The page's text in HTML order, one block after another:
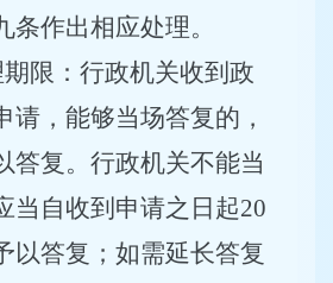
条作出相应处理。
限：行政机关收到政
请，能够当场答复的，
答复。行政机关不能当
当自收到申请之日起20
以答复；如需延长答复